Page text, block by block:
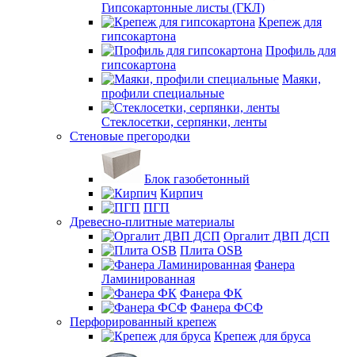
Гипсокартонные листы (ГКЛ)
Крепеж для
гипсокартона
Профиль для
гипсокартона
Маяки,
профили специальные
Стеклосетки, серпянки, ленты
Стеновые прегородки
Блок газобетонный
Кирпич
ПГП
Древесно-плитные материалы
Оргалит ДВП ДСП
Плита OSB
Фанера
Ламинированная
Фанера ФК
Фанера ФСФ
Перфорированный крепеж
Крепеж для бруса